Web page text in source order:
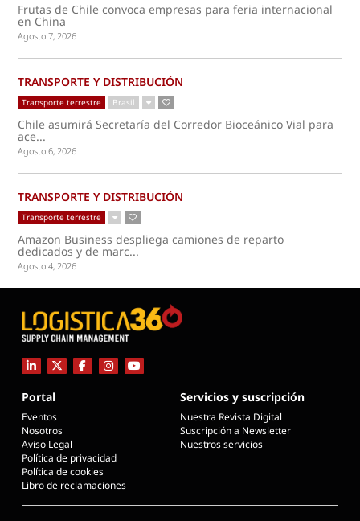
Frutas de Chile convoca empresas para feria internacional
en China
Agosto 7, 2026
TRANSPORTE Y DISTRIBUCIÓN
Transporte terrestre Brasil
Chile asumirá Secretaría del Corredor Bioceánico Vial para
ace...
Agosto 6, 2026
TRANSPORTE Y DISTRIBUCIÓN
Transporte terrestre
Amazon Business despliega camiones de reparto
dedicados y de marc...
Agosto 4, 2026
Portal
Eventos
Nosotros
Aviso Legal
Política de privacidad
Política de cookies
Libro de reclamaciones
Servicios y suscripción
Nuestra Revista Digital
Suscripción a Newsletter
Nuestros servicios